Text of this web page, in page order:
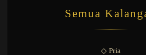
Semua
◇ Pria